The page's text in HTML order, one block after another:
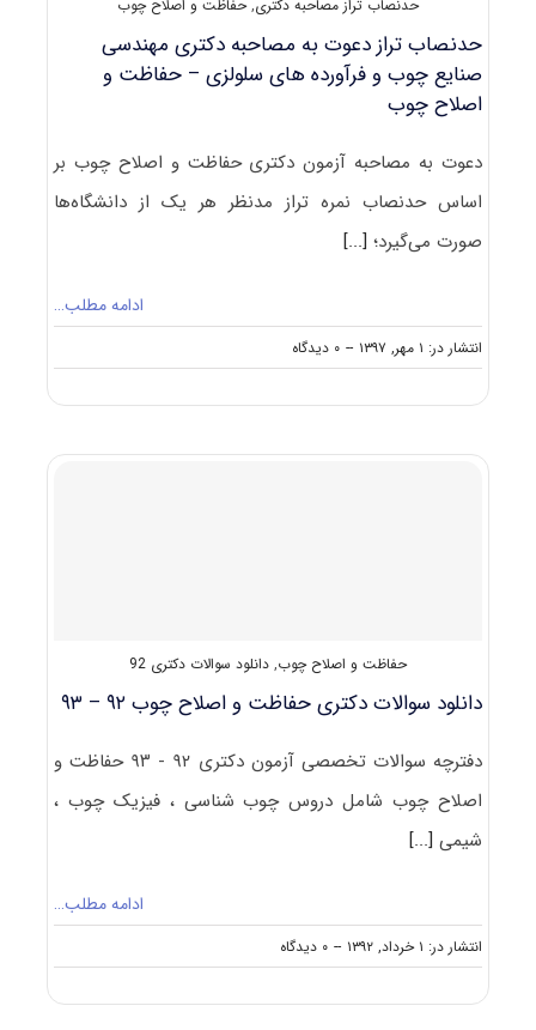
حدنصاب تراز مصاحبه دکتری,حفاظت و اصلاح چوب
حدنصاب تراز دعوت به مصاحبه دکتری مهندسی
صنایع چوب و فرآورده های سلولزی – حفاظت و
اصلاح چوب
دعوت به مصاحبه آزمون دکتری حفاظت و اصلاح چوب بر
اساس حدنصاب نمره تراز مدنظر هر یک از دانشگاه‌ها
صورت می‌گیرد؛[...]
ادامه مطلب…
انتشار در: ۱ مهر, ۱۳۹۷ -- ۰ دیدگاه
on
حدنصاب
مصاحبه
–
و
چوب
حفاظت و اصلاح چوب, دانلود سوالات دکتری 92
دانلود سوالات دکتری حفاظت و اصلاح چوب ۹۲ – ۹۳
دفترچه سوالات تخصصی آزمون دکتری ۹۲ - ۹۳ حفاظت و
اصلاح چوب شامل دروس چوب شناسی ، فیزیک چوب ،
شیمی[...]
ادامه مطلب…
انتشار در: ۱ خرداد, ۱۳۹۲ -- ۰ دیدگاه
on
دانلود